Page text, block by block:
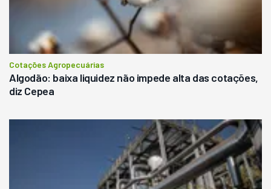
Cotações Agropecuárias
Algodão: baixa liquidez não impede alta das cotações,
diz Cepea